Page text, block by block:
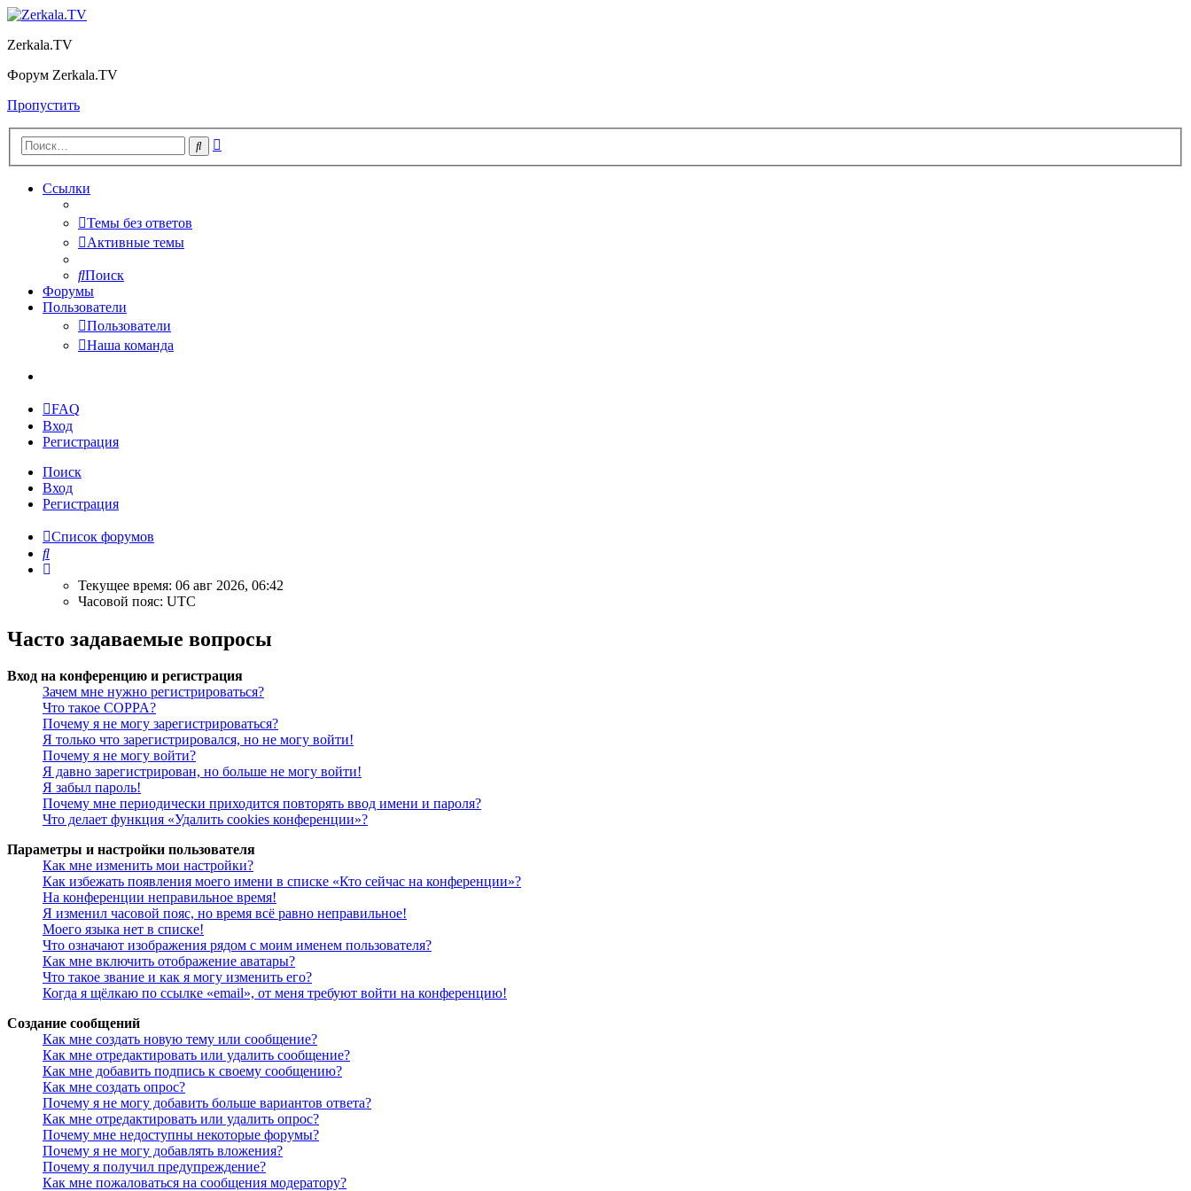
Zerkala.TV
Форум Zerkala.TV
Пропустить
Поиск
Ссылки
Темы без ответов
Активные темы
Поиск
Форумы
Пользователи
Пользователи
Наша команда
FAQ
Вход
Регистрация
Поиск
Вход
Регистрация
Список форумов
Поиск
Текущее время: 06 авг 2026, 06:42
Часовой пояс: UTC
Часто задаваемые вопросы
Вход на конференцию и регистрация
Зачем мне нужно регистрироваться?
Что такое COPPA?
Почему я не могу зарегистрироваться?
Я только что зарегистрировался, но не могу войти!
Почему я не могу войти?
Я давно зарегистрирован, но больше не могу войти!
Я забыл пароль!
Почему мне периодически приходится повторять ввод имени и пароля?
Что делает функция «Удалить cookies конференции»?
Параметры и настройки пользователя
Как мне изменить мои настройки?
Как избежать появления моего имени в списке «Кто сейчас на конференции»?
На конференции неправильное время!
Я изменил часовой пояс, но время всё равно неправильное!
Моего языка нет в списке!
Что означают изображения рядом с моим именем пользователя?
Как мне включить отображение аватары?
Что такое звание и как я могу изменить его?
Когда я щёлкаю по ссылке «email», от меня требуют войти на конференцию!
Создание сообщений
Как мне создать новую тему или сообщение?
Как мне отредактировать или удалить сообщение?
Как мне добавить подпись к своему сообщению?
Как мне создать опрос?
Почему я не могу добавить больше вариантов ответа?
Как мне отредактировать или удалить опрос?
Почему мне недоступны некоторые форумы?
Почему я не могу добавлять вложения?
Почему я получил предупреждение?
Как мне пожаловаться на сообщения модератору?